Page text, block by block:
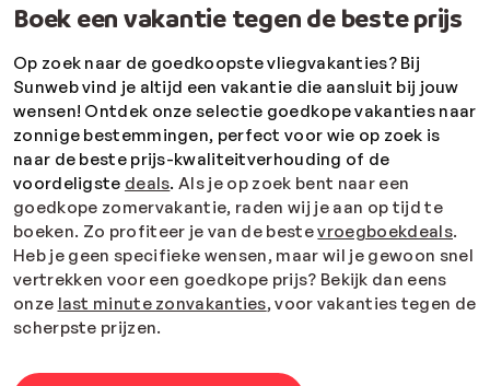
Boek een vakantie tegen de beste prijs
Op zoek naar de goedkoopste vliegvakanties? Bij
Sunweb vind je altijd een vakantie die aansluit bij jouw
wensen! Ontdek onze selectie goedkope vakanties naar
zonnige bestemmingen, perfect voor wie op zoek is
naar de beste prijs-kwaliteitverhouding of de
voordeligste deals.Als je op zoek bent naar een
goedkope zomervakantie, raden wij je aan op tijd te
boeken. Zo profiteer je van de bestevroegboekdeals.
Heb je geen specifieke wensen, maar wil je gewoon snel
vertrekken voor een goedkope prijs? Bekijk dan eens
onze last minute zonvakanties, voor vakanties tegen de
scherpste prijzen.